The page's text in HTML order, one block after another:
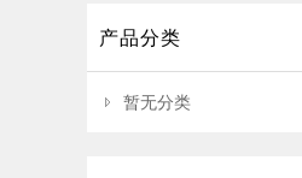
产品分类
暂无分类